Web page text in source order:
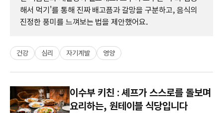
해서 먹기'를 통해 진짜 배고픔과 갈망을 구분하고, 음식의
진정한 풍미를 느껴보는 법을 제안했어요.
건강 심리 자기계발 영양
이수부 키친 : 셰프가 스스로를 돌보며
요리하는, 원테이블 식당입니다